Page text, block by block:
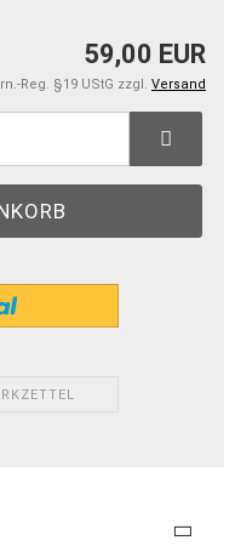
59,00 EUR
Reg. §19 UStG zzgl. Versand